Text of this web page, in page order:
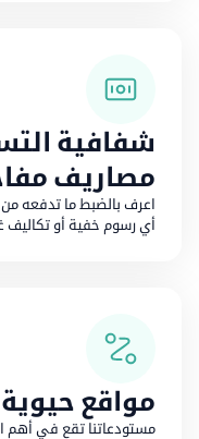
شفافية
مصاريف
اعرف بالضبط ما تدفعه من
أي رسوم خفية أو تكاليف
مواقع حيوية
مستودعاتنا تقع في أهم